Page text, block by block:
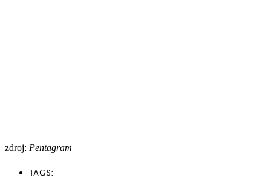
zdroj: Pentagram
TAGS: